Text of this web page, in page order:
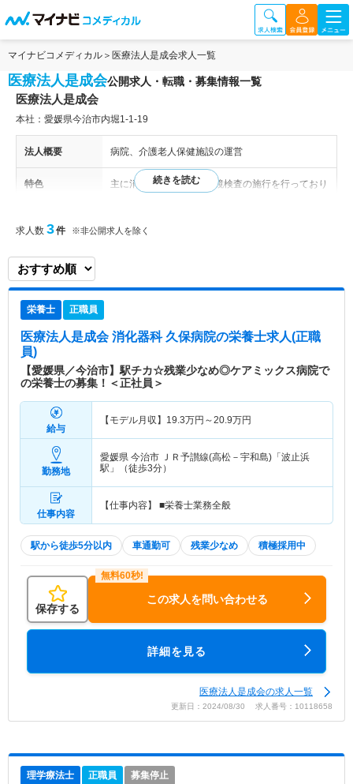
マイナビコメディカル 医療法人是成会求人一覧
医療法人是成会公開求人・転職・募集情報一覧
医療法人是成会
本社：愛媛県今治市内堀1‐1‐19
法人概要 病院、介護老人保健施設の運営
特色
主に消化器科で種々内視鏡検査の施行を行っており
ます。
求人数 3件 ※非公開求人を除く
栄養士 正職員
医療法人是成会 消化器科 久保病院の栄養士求人(正職
員)
【愛媛県／今治市】駅チカ☆残業少なめ◎ケアミックス病院で
の栄養士の募集！＜正社員＞
給与
【モデル月収】 19.3万円～20.9万円
勤務地
愛媛県 今治市
ＪＲ予讃線(高松－宇和島)「波止浜
駅」（徒歩3分）
仕事内容
【仕事内容】 ■栄養士業務全般
駅から徒歩5分以内 車通勤可 残業少なめ 積極採用中
保存する
この求人を問い合わせる
詳細を見る
医療法人是成会の求人一覧
更新日：2024/08/30 求人番号：10118658
理学療法士 正職員 募集停止